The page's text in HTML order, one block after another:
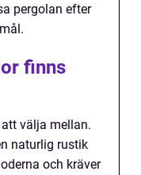
pergolan efter
finns
välja mellan.
naturlig rustik
och kräver